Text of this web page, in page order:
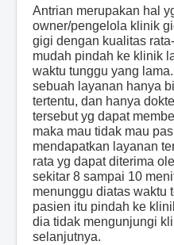
Antrian merupakan hal
owner/pengelola klinik
gigi dengan kualitas
mudah pindah ke klinik
waktu tunggu yang
sebuah layanan hanya
tertentu, dan hanya
tersebut yg dapat
maka mau tidak mau
mendapatkan layanan
rata yg dapat diterima
sekitar 8 sampai 10
menunggu diatas waktu
pasien itu pindah ke
dia tidak mengunjungi
selanjutnya.